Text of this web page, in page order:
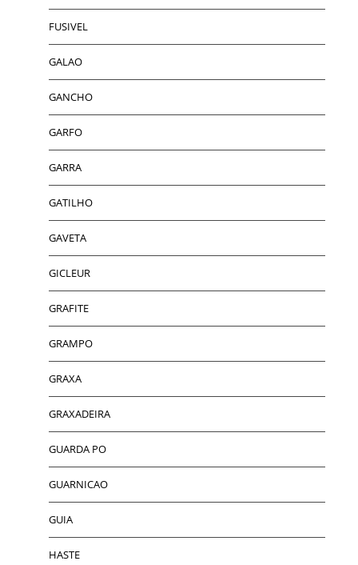
FUSIVEL
GALAO
GANCHO
GARFO
GARRA
GATILHO
GAVETA
GICLEUR
GRAFITE
GRAMPO
GRAXA
GRAXADEIRA
GUARDA PO
GUARNICAO
GUIA
HASTE